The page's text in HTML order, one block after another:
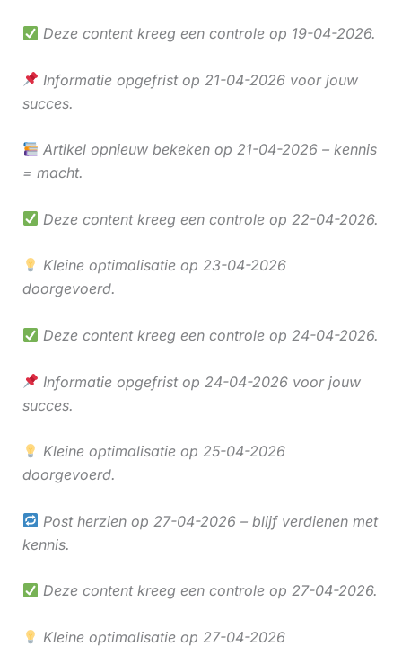
Deze content kreeg een controle op 19-04-2026.
Informatie opgefrist op 21-04-2026 voor jouw
succes.
Artikel opnieuw bekeken op 21-04-2026 – kennis
= macht.
Deze content kreeg een controle op 22-04-2026.
Kleine optimalisatie op 23-04-2026
doorgevoerd.
Deze content kreeg een controle op 24-04-2026.
Informatie opgefrist op 24-04-2026 voor jouw
succes.
Kleine optimalisatie op 25-04-2026
doorgevoerd.
Post herzien op 27-04-2026 – blijf verdienen met
kennis.
Deze content kreeg een controle op 27-04-2026.
Kleine optimalisatie op 27-04-2026